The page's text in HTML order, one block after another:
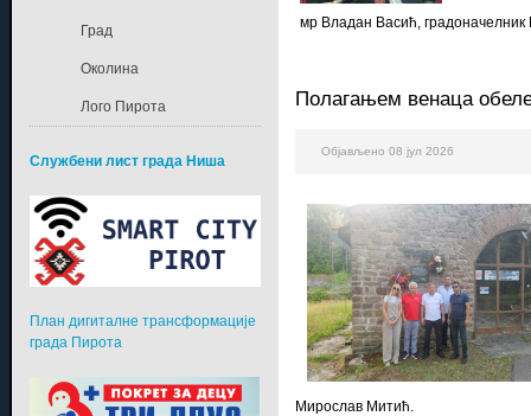
мр Владан Васић, градоначелник
Полагањем венаца
Објављено 08 јул 2026
Мирослав Митић.
Град
Околина
Лого Пирота
Службени лист града Ниша
План дигиталне трансформације
града Пирота